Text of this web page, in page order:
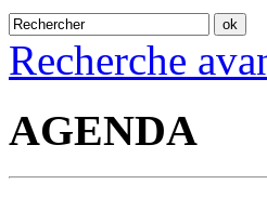
Recherche
AGENDA